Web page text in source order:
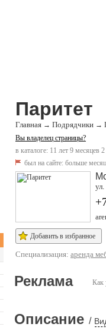
Паритет
Главная → Подрядчики →
Вы владелец страницы?
в каталоге: 11 лет 9 месяцев
был на сайте: больше
Добавить в избранное
Специализация: аренда
Как
Реклама
Описание /